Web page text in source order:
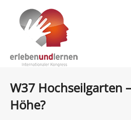
W37 Hochseilgarten
Höhe?